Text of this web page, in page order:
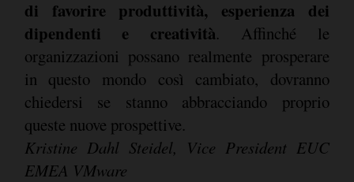
di favorire produttività, esperienza dei
dipendenti e creatività. Affinché le
organizzazioni possano realmente prosperare
in questo mondo così cambiato, dovranno
chiedersi se stanno abbracciando proprio
queste nuove prospettive.
Kristine Dahl Steidel, Vice President EUC
EMEA VMware